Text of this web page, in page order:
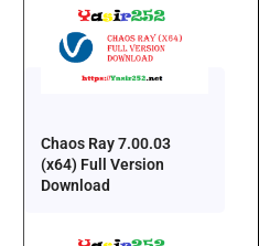
Chaos Ray 7.00.03
(x64) Full Version
Download